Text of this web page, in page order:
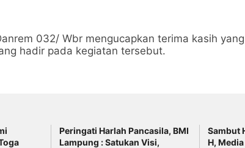
032/ Wbr mengucapkan terima kasih
hadir pada kegiatan tersebut.
Peringati Harlah Pancasila, BMI
Lampung : Satukan Visi,
Sambut
H,